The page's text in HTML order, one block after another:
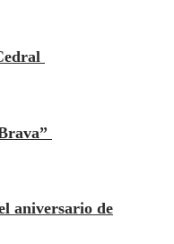
aniversario de